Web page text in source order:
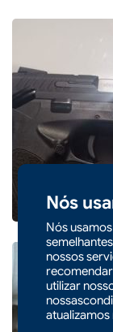
Nós
Nós
nossos
utilizar